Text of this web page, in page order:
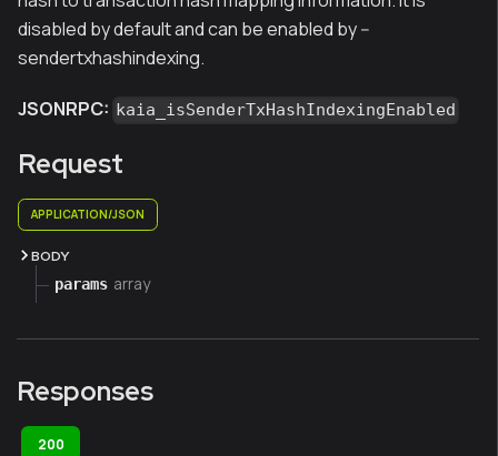
disabled by default and can be enabled by --
sendertxhashindexing.
JSONRPC: kaia_isSenderTxHashIndexingEnabled
Request
APPLICATION/JSON
BODY
params array
Responses
200